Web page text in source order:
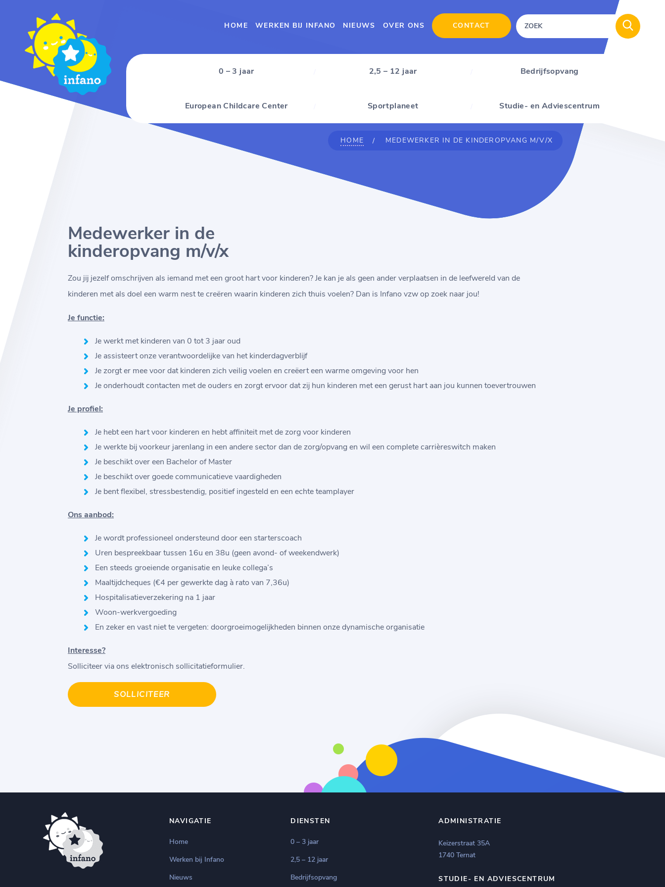
HOME WERKEN BIJ INFANO NIEUWS OVER ONS CONTACT
0 – 3 jaar 2,5 – 12 jaar Bedrijfsopvang
European Childcare Center Sportplaneet Studie- en Adviescentrum
HOME MEDEWERKER IN DE KINDEROPVANG M/V/X
Medewerker in de
kinderopvang m/v/x
Zou jij jezelf omschrijven als iemand met een groot hart voor kinderen? Je kan je als geen ander verplaatsen in de leefwereld van de
kinderen met als doel een warm nest te creëren waarin kinderen zich thuis voelen? Dan is Infano vzw op zoek naar jou!
Je functie:
Je werkt met kinderen van 0 tot 3 jaar oud
Je assisteert onze verantwoordelijke van het kinderdagverblijf
Je zorgt er mee voor dat kinderen zich veilig voelen en creëert een warme omgeving voor hen
Je onderhoudt contacten met de ouders en zorgt ervoor dat zij hun kinderen met een gerust hart aan jou kunnen toevertrouwen
Je profiel:
Je hebt een hart voor kinderen en hebt affiniteit met de zorg voor kinderen
Je werkte bij voorkeur jarenlang in een andere sector dan de zorg/opvang en wil een complete carrièreswitch maken
Je beschikt over een Bachelor of Master
Je beschikt over goede communicatieve vaardigheden
Je bent flexibel, stressbestendig, positief ingesteld en een echte teamplayer
Ons aanbod:
Je wordt professioneel ondersteund door een starterscoach
Uren bespreekbaar tussen 16u en 38u (geen avond- of weekendwerk)
Een steeds groeiende organisatie en leuke collega’s
Maaltijdcheques (€4 per gewerkte dag à rato van 7,36u)
Hospitalisatieverzekering na 1 jaar
Woon-werkvergoeding
En zeker en vast niet te vergeten: doorgroeimogelijkheden binnen onze dynamische organisatie
Interesse?
Solliciteer via ons elektronisch sollicitatieformulier.
SOLLICITEER
NAVIGATIE
Home
Werken bij Infano
Nieuws
DIENSTEN
0 – 3 jaar
2,5 – 12 jaar
Bedrijfsopvang
ADMINISTRATIE
Keizerstraat 35A
1740 Ternat
STUDIE- EN ADVIESCENTRUM